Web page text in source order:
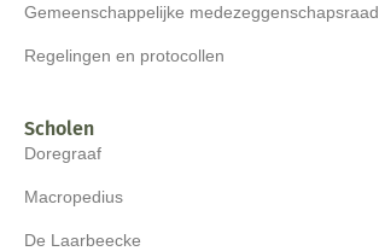
Gemeenschappelijke medezeggenschapsraad
Regelingen en protocollen
Scholen
Doregraaf
Macropedius
De Laarbeecke